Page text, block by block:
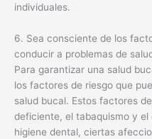
individuales.
6. Sea consciente de los
conducir a problemas de
Para garantizar una salud
los factores de riesgo que
salud bucal. Estos factores
deficiente, el tabaquismo y
higiene dental, ciertas